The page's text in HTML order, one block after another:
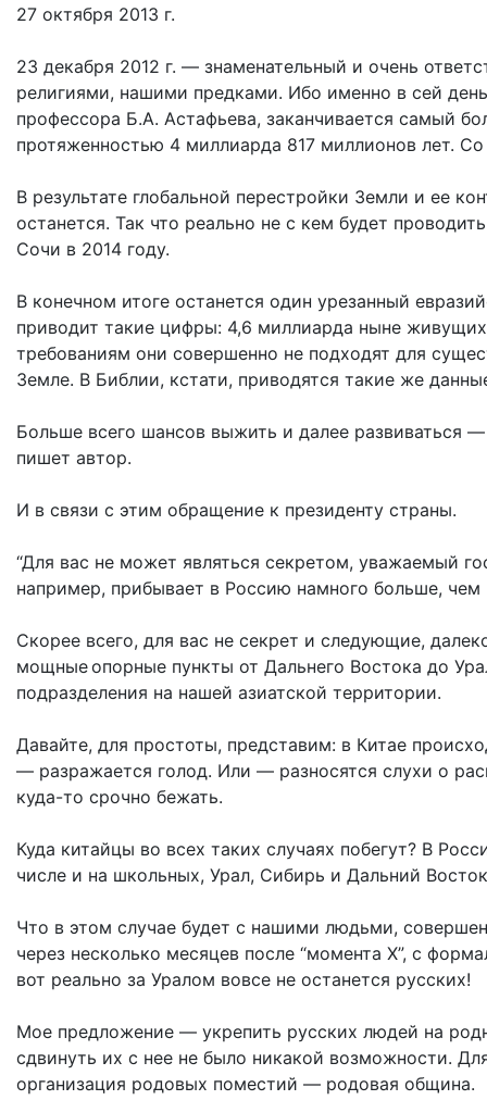
27 октября 2013 г.
23 декабря 2012 г. — знаменательный и очень
религиями, нашими предками. Ибо именно в сей
профессора Б.А. Астафьева, заканчивается самый
протяженностью 4 миллиарда 817 миллионов лет.
В результате глобальной перестройки Земли и ее
останется. Так что реально не с кем будет
Сочи в 2014 году.
В конечном итоге останется один урезанный
приводит такие цифры: 4,6 миллиарда ныне
требованиям они совершенно не подходят для
Земле. В Библии, кстати, приводятся такие же
Больше всего шансов выжить и далее развиваться
пишет автор.
И в связи с этим обращение к президенту страны.
“Для вас не может являться секретом, уважаемый
например, прибывает в Россию намного больше, чем
Скорее всего, для вас не секрет и следующие,
мощные опорные пункты от Дальнего Востока до
подразделения на нашей азиатской территории.
Давайте, для простоты, представим: в Китае
— разражается голод. Или — разносятся слухи о
куда-то срочно бежать.
Куда китайцы во всех таких случаях побегут? В
числе и на школьных, Урал, Сибирь и Дальний
Что в этом случае будет с нашими людьми,
через несколько месяцев после “момента Х”, с
вот реально за Уралом вовсе не останется русских!
Мое предложение — укрепить русских людей на
сдвинуть их с нее не было никакой возможности.
организация родовых поместий — родовая община.